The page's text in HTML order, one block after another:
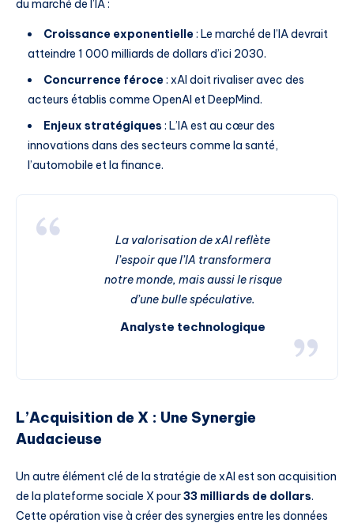
du marché de l’IA :
Croissance exponentielle: Le marché de l’IA devrait
atteindre 1 000 milliards de dollars d’ici 2030.
Concurrence féroce: xAI doit rivaliser avec des
acteurs établis comme OpenAI et DeepMind.
Enjeux stratégiques : L’IA est au cœur des
innovations dans des secteurs comme la santé,
l’automobile et la finance.
La valorisation de xAI reflète
l’espoir que l’IA transformera
notre monde, mais aussi le risque
d’une bulle spéculative.
Analyste technologique
L’Acquisition de X : Une Synergie
Audacieuse
Un autre élément clé de la stratégie de xAI est son acquisition
de la plateforme sociale X pour33 milliards de dollars.
Cette opération vise à créer des synergies entre les données